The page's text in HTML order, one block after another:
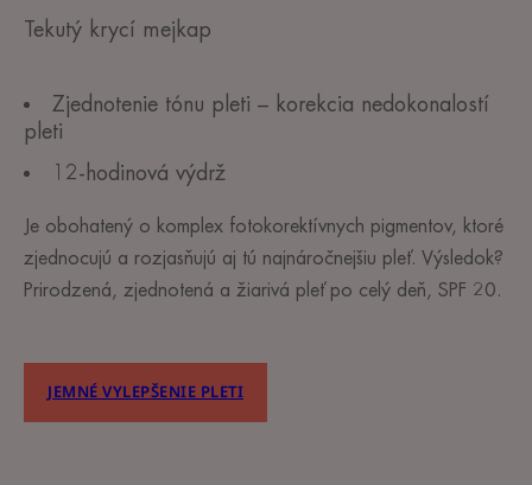
Tekutý krycí mejkap
Zjednotenie tónu pleti – korekcia nedokonalostí
pleti
12-hodinová výdrž
Je obohatený o komplex fotokorektívnych pigmentov, ktoré
zjednocujú a rozjasňujú aj tú najnáročnejšiu pleť. Výsledok?
Prirodzená, zjednotená a žiarivá pleť po celý deň, SPF 20.
JEMNÉ VYLEPŠENIE PLETI